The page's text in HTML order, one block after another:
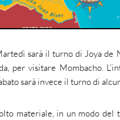
sarà il turno di Joya de
per visitare Mombacho.
sarà invece il turno di
materiale, in un modo del